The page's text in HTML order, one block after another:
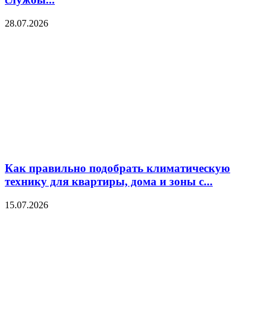
28.07.2026
Как правильно подобрать климатическую
технику для квартиры, дома и зоны с...
15.07.2026